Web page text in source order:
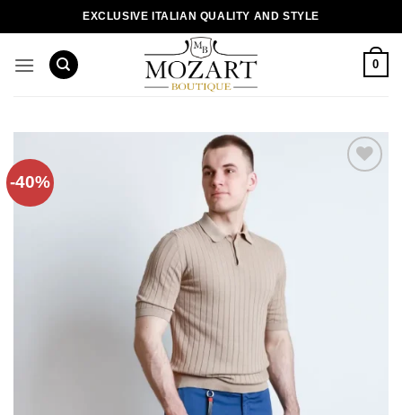
EXCLUSIVE ITALIAN QUALITY AND STYLE
0
-40%